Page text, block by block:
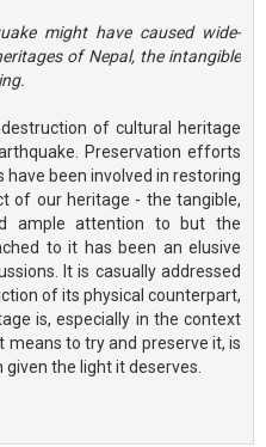
might have caused wide-
of Nepal, the intangible
of cultural heritage
Preservation efforts
been involved in restoring
of our heritage - the tangible,
ample attention to but the
to it has been an elusive
It is casually addressed
of its physical counterpart,
is, especially in the context
means to try and preserve it, is
the light it deserves.